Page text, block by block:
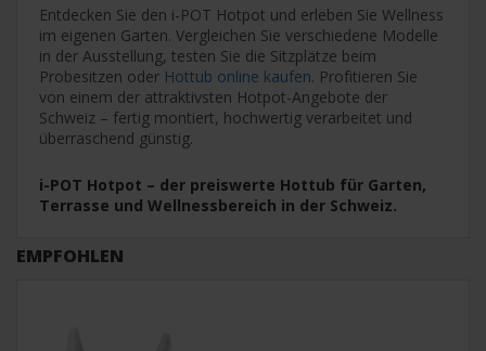
EMPFOHLEN
Entdecken Sie den i-POT Hotpot und erleben Sie Wellness
im eigenen Garten. Vergleichen Sie verschiedene Modelle
in der Ausstellung, testen Sie die Sitzplätze beim
Probesitzen oder Hottub online kaufen. Profitieren Sie
von einem der attraktivsten Hotpot-Angebote der
Schweiz – fertig montiert, hochwertig verarbeitet und
überraschend günstig.
i-POT Hotpot – der preiswerte Hottub für Garten,
Terrasse und Wellnessbereich in der Schweiz.